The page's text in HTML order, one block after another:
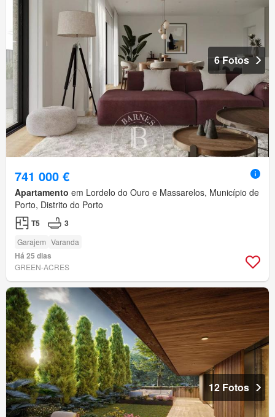
6 Fotos
741 000 €
Apartamento em Lordelo do Ouro e Massarelos, Município de
Porto, Distrito do Porto
T5 3
Garajem Varanda
Há 25 dias
GREEN-ACRES
12 Fotos